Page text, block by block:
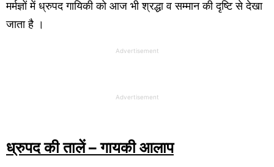
मर्मज्ञों में ध्रुपद गायिकी को आज भी श्रद्धा व सम्मान की दृष्टि से देखा
जाता है ।
Advertisement
Advertisement
ध्रुपद की तालें – गायकी आलाप